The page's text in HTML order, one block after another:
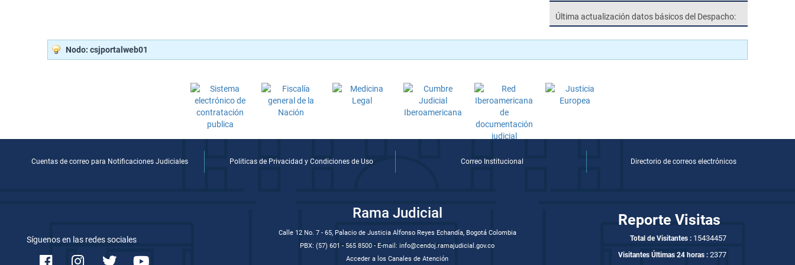
Última actualización datos básicos del Despacho:
Nodo: csjportalweb01
Cuentas de correo para Notificaciones Judiciales Politicas de Privacidad y Condiciones de Uso Correo Institucional Directorio de correos electrónicos
Síguenos en las redes sociales
Rama Judicial
Calle 12 No. 7 - 65, Palacio de Justicia Alfonso Reyes Echandía, Bogotá Colombia
PBX: (57) 601 - 565 8500 - E-mail: info@cendoj.ramajudicial.gov.co
Acceder a los Canales de Atención
Reporte Visitas
Total de Visitantes : 15434457
Visitantes Últimas 24 horas : 2377